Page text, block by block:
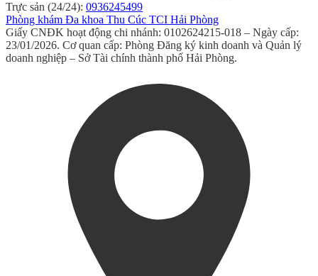
Trực sản (24/24): 0936245499
Phòng khám Đa khoa Thu Cúc TCI Hải Phòng
Giấy CNĐK hoạt động chi nhánh: 0102624215-018 – Ngày cấp:
23/01/2026. Cơ quan cấp: Phòng Đăng ký kinh doanh và Quản lý
doanh nghiệp – Sở Tài chính thành phố Hải Phòng.